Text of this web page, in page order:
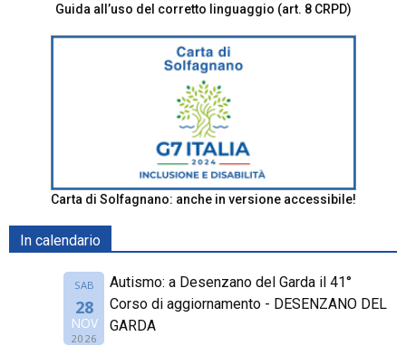
Guida all’uso del corretto linguaggio (art. 8 CRPD)
Carta di Solfagnano: anche in versione accessibile!
In calendario
SAB
28
NOV
2026
Autismo: a Desenzano del Garda il 41°
Corso di aggiornamento - DESENZANO DEL
GARDA